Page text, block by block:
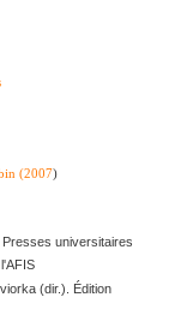
(2007)
Presses universitaires
(dir.). Édition